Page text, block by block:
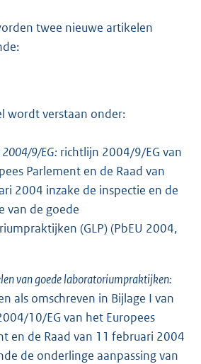
twee nieuwe artikelen
wordt verstaan onder:
9/EG: richtlijn 2004/9/EG van
Parlement en de Raad van
2004 inzake de inspectie en de
van de goede
(GLP) (PbEU 2004,
van goede laboratoriumpraktijken:
als omschreven in Bijlage I van
10/EG van het Europees
en de Raad van 11 februari 2004
de onderlinge aanpassing van